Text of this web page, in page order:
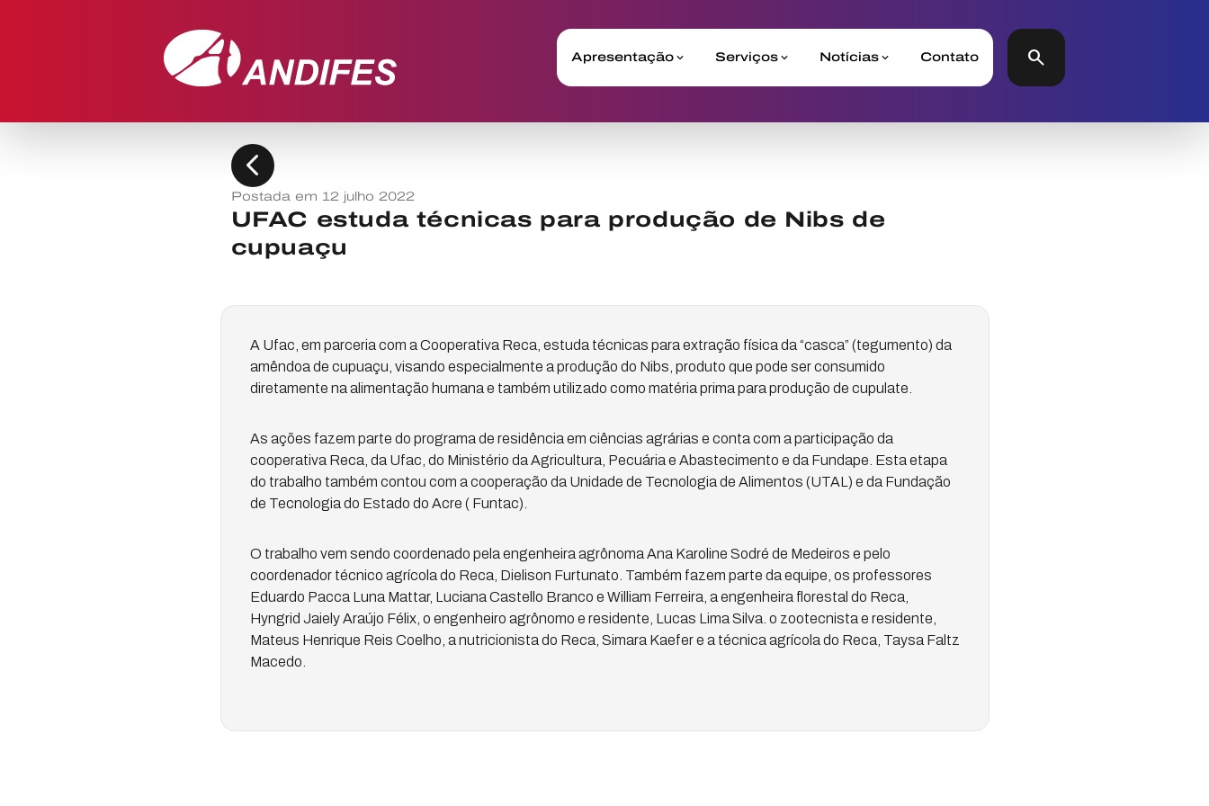
Apresentação Serviços Notícias Contato search
chevron_left
Postada em 12 julho 2022
UFAC estuda técnicas para produção de Nibs de
cupuaçu
A Ufac, em parceria com a Cooperativa Reca, estuda técnicas para extração física da “casca” (tegumento) da
amêndoa de cupuaçu, visando especialmente a produção do Nibs, produto que pode ser consumido
diretamente na alimentação humana e também utilizado como matéria prima para produção de cupulate.
As ações fazem parte do programa de residência em ciências agrárias e conta com a participação da
cooperativa Reca, da Ufac, do Ministério da Agricultura, Pecuária e Abastecimento e da Fundape. Esta etapa
do trabalho também contou com a cooperação da Unidade de Tecnologia de Alimentos (UTAL) e da Fundação
de Tecnologia do Estado do Acre ( Funtac).
O trabalho vem sendo coordenado pela engenheira agrônoma Ana Karoline Sodré de Medeiros e pelo
coordenador técnico agrícola do Reca, Dielison Furtunato. Também fazem parte da equipe, os professores
Eduardo Pacca Luna Mattar, Luciana Castello Branco e William Ferreira, a engenheira florestal do Reca,
Hyngrid Jaiely Araújo Félix, o engenheiro agrônomo e residente, Lucas Lima Silva. o zootecnista e residente,
Mateus Henrique Reis Coelho, a nutricionista do Reca, Simara Kaefer e a técnica agrícola do Reca, Taysa Faltz
Macedo.